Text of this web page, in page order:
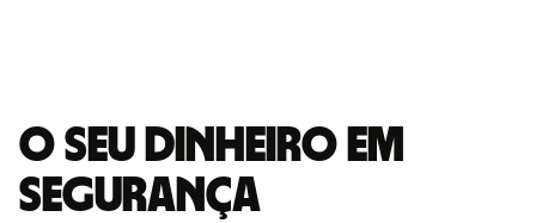
O seu dinheiro em
segurança